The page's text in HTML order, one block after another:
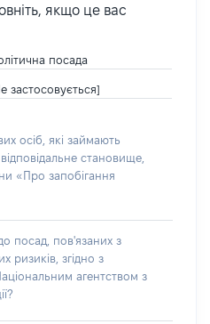
якщо це вас
посада
застосовується]
осіб, які займають
становище,
«Про запобігання
посад, пов'язаних з
ризиків, згідно з
агентством з